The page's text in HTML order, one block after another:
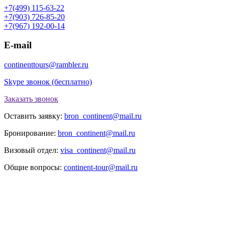
+7(499) 115-63-22
+7(903) 726-85-20
+7(967) 192-00-14
E-mail
continenttours@rambler.ru
Skype звонок (бесплатно)
Заказать звонок
Оставить заявку: bron_continent@mail.ru
Бронирование: bron_continent@mail.ru
Визовый отдел: visa_continent@mail.ru
Общие вопросы: continent-tour@mail.ru